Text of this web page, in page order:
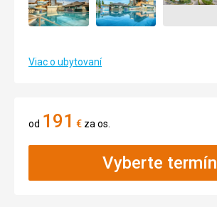
Viac o ubytovaní
od 191 € za os.
Vyberte termín